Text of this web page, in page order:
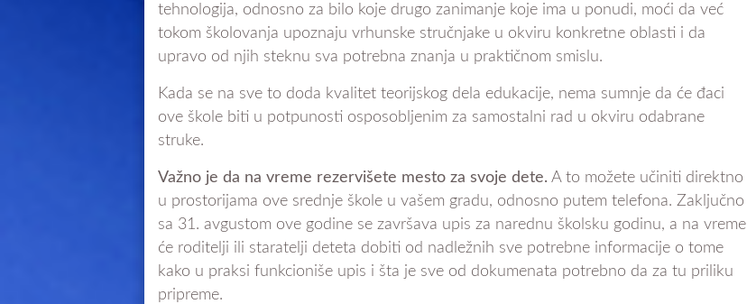
tehnologija, odnosno za bilo koje drugo zanimanje koje ima u ponudi, moći da već
tokom školovanja upoznaju vrhunske stručnjake u okviru konkretne oblasti i da
upravo od njih steknu sva potrebna znanja u praktičnom smislu.
Kada se na sve to doda kvalitet teorijskog dela edukacije, nema sumnje da će đaci
ove škole biti u potpunosti osposobljenim za samostalni rad u okviru odabrane
struke.
Važno je da na vreme rezervišete mesto za svoje dete. A to možete učiniti direktno
u prostorijama ove srednje škole u vašem gradu, odnosno putem telefona. Zaključno
sa 31. avgustom ove godine se završava upis za narednu školsku godinu, a na vreme
će roditelji ili staratelji deteta dobiti od nadležnih sve potrebne informacije o tome
kako u praksi funkcioniše upis i šta je sve od dokumenata potrebno da za tu priliku
pripreme.